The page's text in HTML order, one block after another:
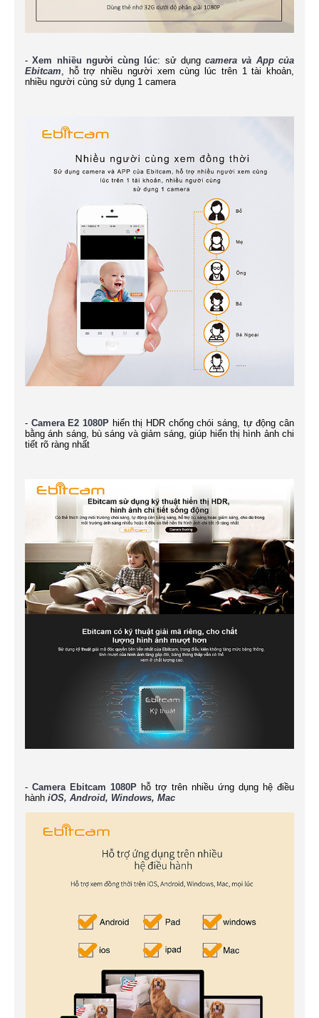
-Xem nhiều người cùng lúc: sử dụngcamera và App của
Ebitcam , hỗ trợ nhiều người xem cùng lúc trên 1 tài khoản,
nhiều người cùng sử dụng 1 camera
- Camera E2 1080P hiển thị HDR chống chói sáng, tự động cân
bằng ánh sáng, bù sáng và giảm sáng, giúp hiển thị hình ảnh chi
tiết rõ ràng nhất
- Camera Ebitcam 1080P hỗ trợ trên nhiều ứng dụng hệ điều
hành iOS, Android, Windows, Mac